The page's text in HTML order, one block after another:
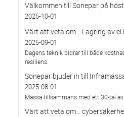
Välkommen till Sonepar på
2025-10-01
Värt att veta om... Lagring av el
2025-09-01
Dagens teknik bidrar till både
resiliens.
Sonepar bjuder in till
2025-08-01
Mässa tillsammans med ett 30-tal
Värt att veta om...